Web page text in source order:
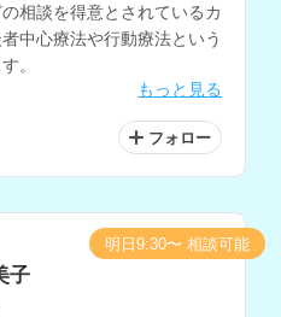
相談を得意とされているカ
中心療法や行動療法という
。
もっと見る
フォロー
子
明日9:30〜 相談可能